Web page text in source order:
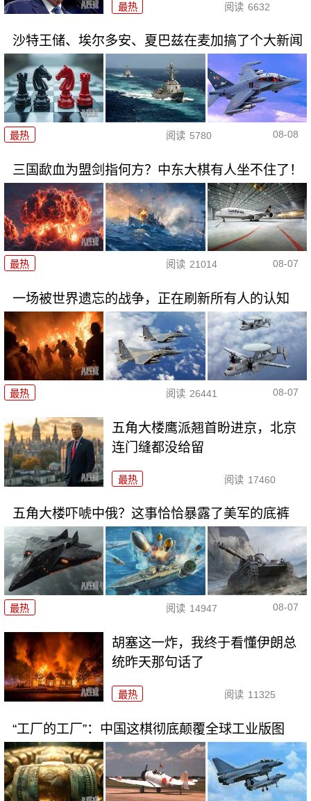
最热 阅读 6632
沙特王储、埃尔多安、夏巴兹在麦加搞了个大新闻
最热 阅读 5780 08-08
三国歃血为盟剑指何方？中东大棋有人坐不住了！
最热 阅读 21014 08-07
一场被世界遗忘的战争，正在刷新所有人的认知
最热 阅读 26441 08-07
五角大楼鹰派翘首盼进京，北京
连门缝都没给留
最热 阅读 17460
五角大楼吓唬中俄？这事恰恰暴露了美军的底裤
最热 阅读 14947 08-07
胡塞这一炸，我终于看懂伊朗总
统昨天那句话了
最热 阅读 11325
“工厂的工厂”：中国这棋彻底颠覆全球工业版图